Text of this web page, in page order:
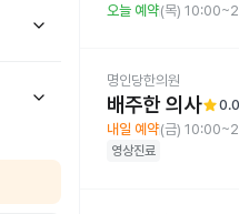
오늘 예약(목)
명인당한의원
배주한 의사star0.0
내일 예약(금)
영상진료